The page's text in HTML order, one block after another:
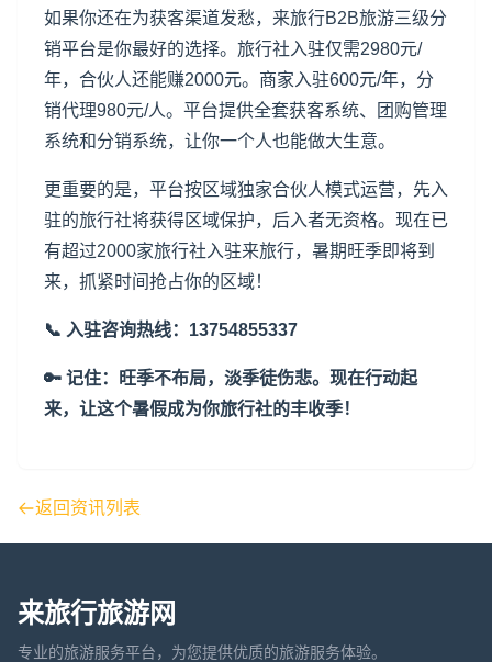
如果你还在为获客渠道发愁，来旅行B2B旅游三级分
销平台是你最好的选择。旅行社入驻仅需2980元/
年，合伙人还能赚2000元。商家入驻600元/年，分
销代理980元/人。平台提供全套获客系统、团购管理
系统和分销系统，让你一个人也能做大生意。
更重要的是，平台按区域独家合伙人模式运营，先入
驻的旅行社将获得区域保护，后入者无资格。现在已
有超过2000家旅行社入驻来旅行，暑期旺季即将到
来，抓紧时间抢占你的区域！
📞 入驻咨询热线：13754855337
🔑 记住：旺季不布局，淡季徒伤悲。现在行动起
来，让这个暑假成为你旅行社的丰收季！
返回资讯列表
来旅行旅游网
专业的旅游服务平台，为您提供优质的旅游服务体验。